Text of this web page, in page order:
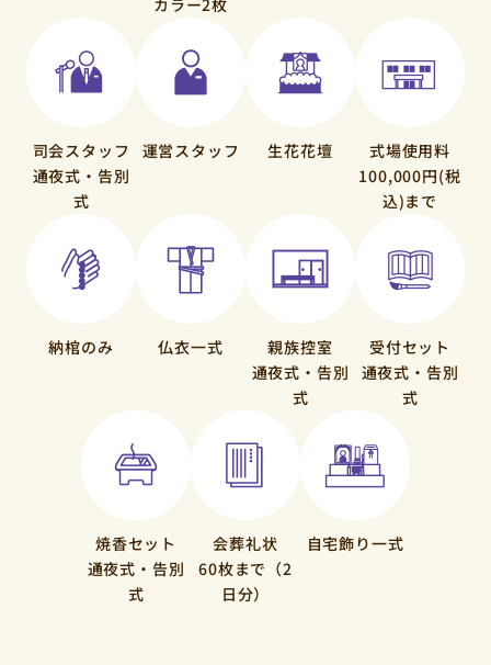
カラー2枚
司会スタッフ
通夜式・告別
式
運営スタッフ 生花花壇
式場使用料
100,000円(税
込)まで
納棺のみ 仏衣一式
親族控室
通夜式・告別
式
受付セット
通夜式・告別
式
焼香セット
通夜式・告別
式
会葬礼状
60枚まで（2
日分）
自宅飾り一式